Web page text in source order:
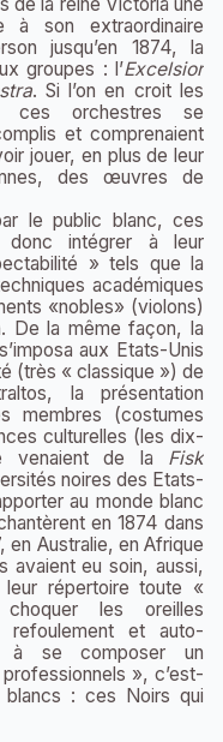
à son extraordinaire
jusqu’en 1874, la
groupes : l’Excelsior
. Si l’on en croit les
ces orchestres se
et comprenaient
jouer, en plus de leur
des œuvres de
le public blanc, ces
donc intégrer à leur
» tels que la
académiques
«nobles» (violons)
De la même façon, la
aux Etats-Unis
(très « classique ») de
la présentation
membres (costumes
culturelles (les dix-
venaient de la Fisk
noires des Etats-
au monde blanc
en 1874 dans
en Australie, en Afrique
avaient eu soin, aussi,
leur répertoire toute «
les oreilles
et auto-
à se composer un
», c’est-
blancs : ces Noirs qui